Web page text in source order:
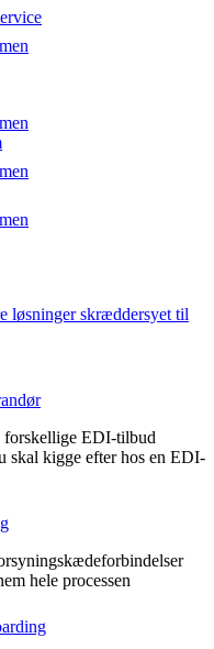
løsninger skræddersyet til
forskellige EDI-tilbud
skal kigge efter hos en EDI-
hele processen